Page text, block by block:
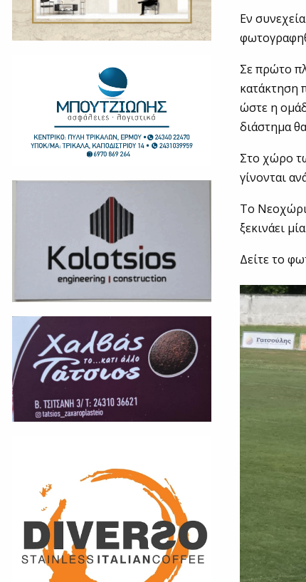
Εν
Σε πρώτο
κατάκτηση
ώστε η
διάστημα
Στο χώρο
γίνονται
Το
ξεκινάει
Δείτε το